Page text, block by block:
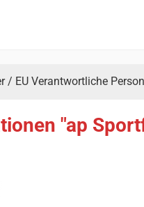
/ EU Verantwortliche Person
"ap